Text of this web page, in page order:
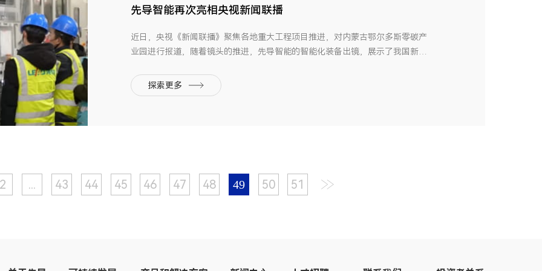
先导智能再次亮相央视新闻联播
近日，央视《新闻联播》聚焦各地重大工程项目推进，对内蒙古鄂尔多斯零碳产
业园进行报道，随着镜头的推进，先导智能的智能化装备出镜，展示了我国新能
碳产业园区，园内上下游产业链中80%的能源直接来自于风电、光伏和储能，实现
了零碳...
探索更多
... 43 44 45 46 47 48 49 50 51